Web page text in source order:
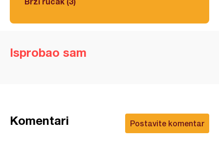
Isprobao sam
Postavite komentar
Komentari